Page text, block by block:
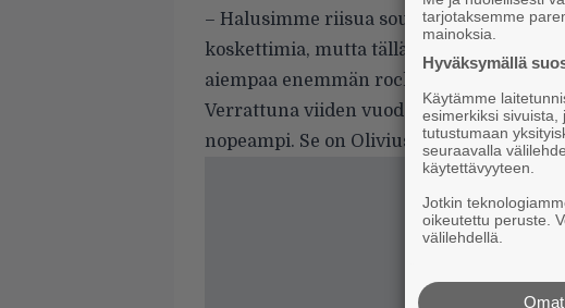
– Halusimme riisua soundista kaiken
koskettimia, mutta tällä kertaa ne ovat
aiempaa enemmän rockbändin soundi ja
Verrattuna viiden vuoden takaiseen
nopeampi. Se on Oliviusin mukaan
tarjotaksemme
mainoksia.
Hyväksymällä
Käytämme
esimerkiksi sivuista,
tutustumaan
seuraavalla
käytettävyyteen.
Jotkin
oikeutettu peruste.
välilehdellä.